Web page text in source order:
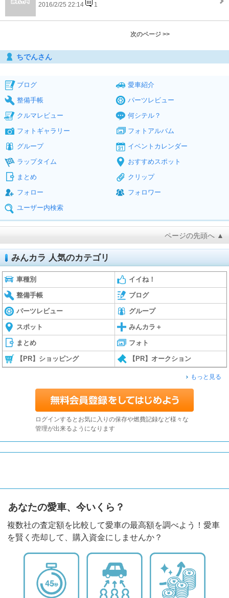
2016/2/25 22:14 1
次のページ >>
ちでんさん
ブログ
愛車紹介
整備手帳
パーツレビュー
クルマレビュー
何シテル？
フォトギャラリー
フォトアルバム
グループ
イベントカレンダー
ラップタイム
おすすめスポット
まとめ
クリップ
フォロー
フォロワー
ユーザー内検索
ページの先頭へ ▲
みんカラ 人気のカテゴリ
車種別 イイね！
整備手帳 ブログ
パーツレビュー グループ
スポット みんカラ＋
まとめ フォト
【PR】ショッピング 【PR】オークション
もっと見る
ログインするとお気に入りの保存や燃費記録など様々な
管理が出来るようになります
あなたの愛車、今いくら？
複数社の査定額を比較して愛車の最高額を調べよう！愛車
を賢く売却して、購入資金にしませんか？